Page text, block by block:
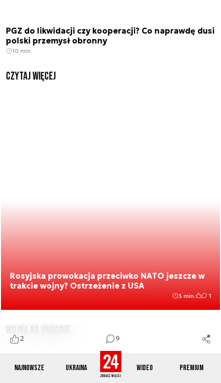
Najnowsze Ukraina Wideo Premium
2 9
PGZ do likwidacji czy kooperacji? Co naprawdę dusi
polski przemysł obronny
10 min.
czytaj więcej
Rosyjska prowokacja przeciwko NATO jeszcze w
trakcie wojny? Ostrzeżenie z USA
3 min. 1
Wojna na Ukrainie